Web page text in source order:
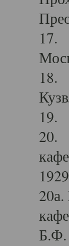
17.
18.
19.
20.
Б.Ф.